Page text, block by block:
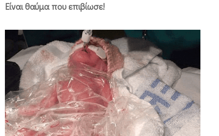
ω
ρ
ό
ε
ν
ν
Είναι θαύμα που επιβίωσε!